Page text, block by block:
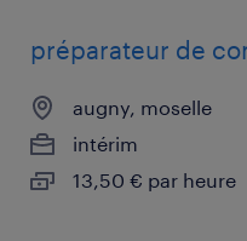
préparateur de
augny, moselle
intérim
13,50 € par heure